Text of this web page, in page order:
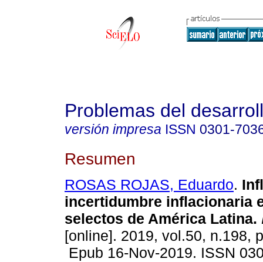
Problemas del
versión impresa ISSN 0301-
Resumen
ROSAS ROJAS, Eduardo.
incertidumbre inflacionaria
selectos de América Latina.
[online]. 2019, vol.50, n.198,
Epub 16-Nov-2019. ISSN